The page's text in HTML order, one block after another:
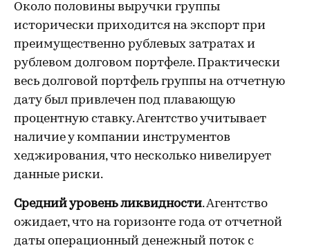
Около половины выручки группы
исторически приходится на экспорт при
преимущественно рублевых затратах и
рублевом долговом портфеле. Практически
весь долговой портфель группы на отчетную
дату был привлечен под плавающую
процентную ставку. Агентство учитывает
наличие у компании инструментов
хеджирования, что несколько нивелирует
данные риски.
Средний уровень ликвидности. Агентство
ожидает, что на горизонте года от отчетной
даты операционный денежный поток с